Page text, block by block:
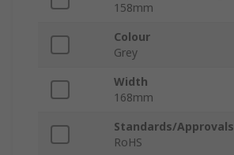
158mm
Colour
Grey
Width
168mm
Standards/Approvals
RoHS